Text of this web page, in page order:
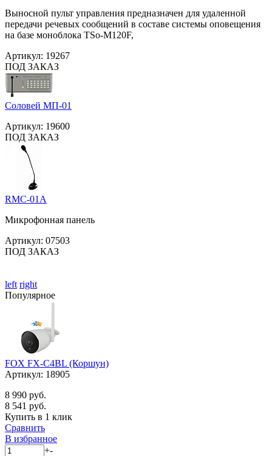
Выносной пульт управления предназначен для удаленной
передачи речевых сообщений в составе системы оповещения
на базе моноблока TSo-M120F,
Артикул: 19267
ПОД ЗАКАЗ
Соловей МП-01
Артикул: 19600
ПОД ЗАКАЗ
RMC-01A
Микрофонная панель
Артикул: 07503
ПОД ЗАКАЗ
left right
Популярное
FOX FX-C4BL (Коршун)
Артикул: 18905
8 990 руб.
8 541 руб.
Купить в 1 клик
Сравнить
В избранное
+-